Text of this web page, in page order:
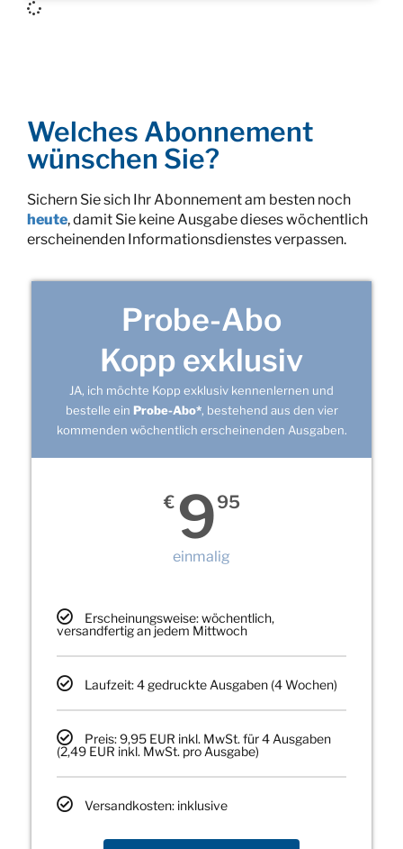
Welches Abonnement
wünschen Sie?
Sichern Sie sich Ihr Abonnement am besten noch
heute, damit Sie keine Ausgabe dieses wöchentlich
erscheinenden Informationsdienstes verpassen.
Probe-Abo
Kopp exklusiv
JA, ich möchte Kopp exklusiv kennenlernen und
bestelle ein Probe-Abo*, bestehend aus den vier
kommenden wöchentlich erscheinenden Ausgaben.
€ 995
einmalig
Erscheinungsweise: wöchentlich,
versandfertig an jedem Mittwoch
Laufzeit: 4 gedruckte Ausgaben (4 Wochen)
Preis: 9,95 EUR inkl. MwSt. für 4 Ausgaben
(2,49 EUR inkl. MwSt. pro Ausgabe)
Versandkosten: inklusive